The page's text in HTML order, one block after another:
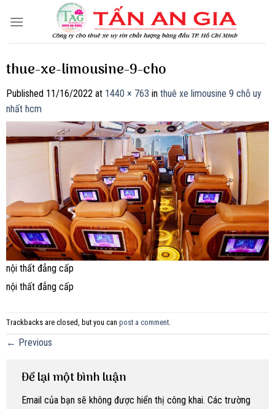
thue-xe-limousine-9-cho
Published 11/16/2022 at 1440 × 763 in thuê xe limousine 9 chỗ uy
nhất hcm
nội thất đẳng cấp
nội thất đẳng cấp
Trackbacks are closed, but you can post a comment
← Previous
Để lại một bình luận
Email của bạn sẽ không được hiển thị công khai. Các trường